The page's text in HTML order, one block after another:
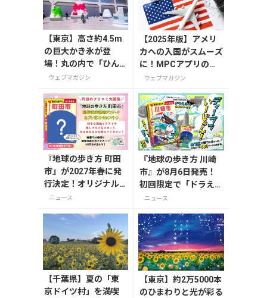
【東京】高さ約4.5m
の巨大かき氷が登
場！丸の内で「ひん
やりＫＩＴＴＥ」が8
ウェブマガジン
【2025年版】アメリ
カへの入国がスムーズ
に！MPCアプリの登
録方法や使い方を解説
ウェブマガジン
『地球の歩き方 町田
市』が2027年春に発
行決定！オリジナル
グッズが当たる発行
ニュース
『地球の歩き方 川崎
市』が8月6日発売！
初回限定で「ドラえも
ん」描き下ろし特別カ
ニュース
【千葉県】夏の「東
京ドイツ村」を満喫
【東京】約2万5000本
のひまわりと光が彩る